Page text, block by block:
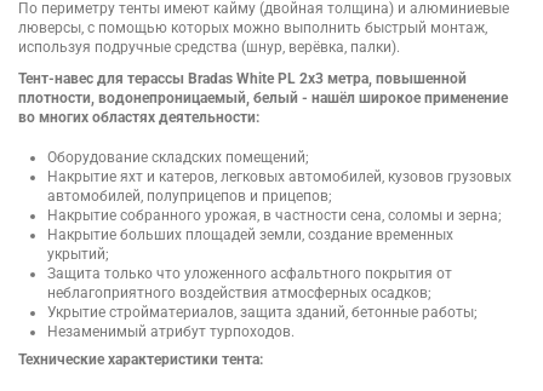
По периметру тенты имеют кайму (двойная толщина) и алюминиевые
люверсы, с помощью которых можно выполнить быстрый монтаж,
используя подручные средства (шнур, верёвка, палки).
Тент-навес для терассы Bradas White PL 2х3 метра, повышенной
плотности, водонепроницаемый, белый - нашёл широкое применение
во многих областях деятельности:
Оборудование складских помещений;
Накрытие яхт и катеров, легковых автомобилей, кузовов грузовых
автомобилей, полуприцепов и прицепов;
Накрытие собранного урожая, в частности сена, соломы и зерна;
Накрытие больших площадей земли, создание временных
укрытий;
Защита только что уложенного асфальтного покрытия от
неблагоприятного воздействия атмосферных осадков;
Укрытие стройматериалов, защита зданий, бетонные работы;
Незаменимый атрибут турпоходов.
Технические характеристики тента: